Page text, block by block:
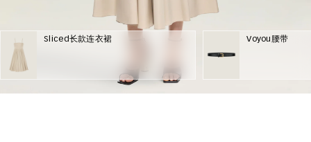
Sliced长款连衣裙 Voyou腰带